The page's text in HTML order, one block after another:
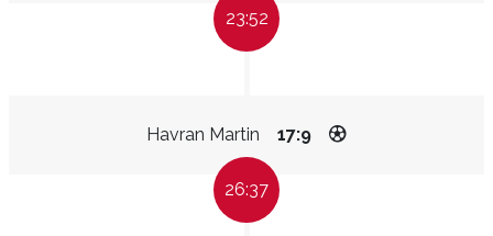
23:52
Havran Martin 17:9
26:37